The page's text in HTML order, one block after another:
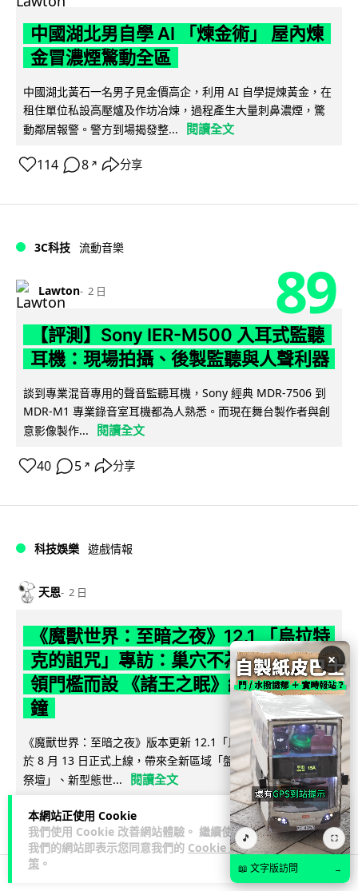
本網站正使用 Cookie
我們使用 Cookie 改善網站體驗。 繼續使用
我們的網站即表示您同意我們的 Cookie 政
策 。
中國湖北男自學 AI 「煉金術」 屋內煉
金冒濃煙驚動全區
中國湖北黃石一名男子見金價高企，利用 AI 自學提煉黃金，在
租住單位私設高壓爐及作坊冶煉，過程產生大量刺鼻濃煙，驚
動鄰居報警。警方到場揭發整...
閱讀全文
114 8 ↗ 分享
3C科技 流動音樂
Lawton 2 日 89
【評測】Sony IER-M500 入耳式監聽
耳機：現場拍攝、後製監聽與人聲利器
談到專業混音專用的聲音監聽耳機，Sony 經典 MDR-7506 到
MDR-M1 專業錄音室耳機都為人熟悉。而現在舞台製作者與創
意影像製作...
閱讀全文
40 5 ↗ 分享
科技娛樂 遊戲情報
天恩 2 日
《魔獸世界：至暗之夜》12.1 「烏拉特
克的詛咒」專訪：巢穴不為提高世界首
領門檻而設 《諸王之眠》縮短約 10 分
鐘
《魔獸世界：至暗之夜》版本更新 12.1「烏拉特克的詛咒」將
於 8 月 13 日正式上線，帶來全新區域「盤蛇島」、地城「毒牙
祭壇」、新型態世...
閱讀全文
116 分享
×
🎵 ⛶
📖 文字版訪問 →